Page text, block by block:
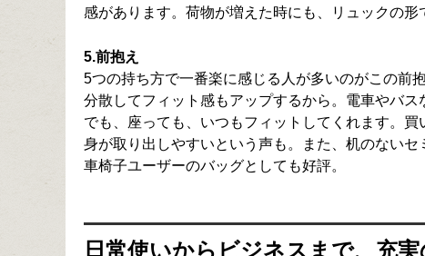
感があります。荷物が増えた時にも、リュックの形
5.前抱え
5つの持ち方で一番楽に感じる人が多いのがこの前
分散してフィット感もアップするから。電車やバ
でも、座っても、いつもフィットしてくれます。
身が取り出しやすいという声も。また、机のない
車椅子ユーザーのバッグとしても好評。
日常使いからビジネスまで、充